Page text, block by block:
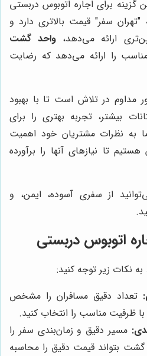
بهترین گزینه برای اجاره اتوبوس دربستی
سفر" قیمت بالاتری دارد و
ارائه می‌دهد، واحد گشت
را ارائه می‌دهد که رضایت
مداوم در تلاش است تا با بهبود
بیشتر، تجربه بهتری را برای
به نظرات مشتریان خود اهمیت
تا نیازهای آنها را برآورده
از سفری آسوده، ایمن، و
اتوبوس دربستی
نکات زیر توجه کنید:
تعداد دقیق مسافران را مشخص
با ظرفیت مناسب را انتخاب کنید.
مسیر دقیق و زمان‌بندی سفر را
بتواند قیمت دقیق را محاسبه